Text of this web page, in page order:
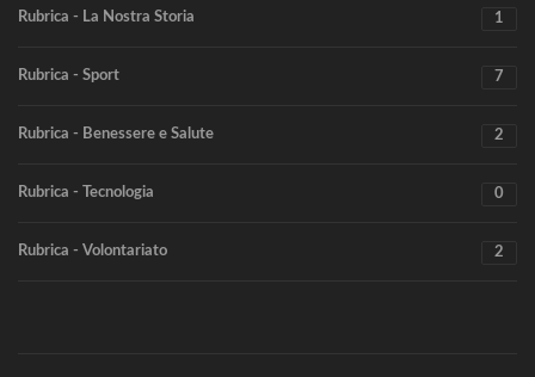
Rubrica - La Nostra Storia 1
Rubrica - Sport 7
Rubrica - Benessere e Salute 2
Rubrica - Tecnologia 0
Rubrica - Volontariato 2